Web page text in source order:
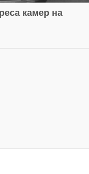
камер на